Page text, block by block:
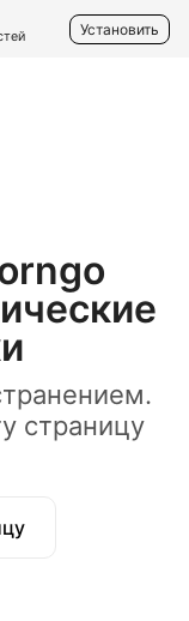
Установить
страницу